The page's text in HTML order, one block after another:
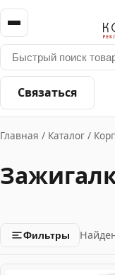
Связаться
Главная / Каталог /
Фильтры